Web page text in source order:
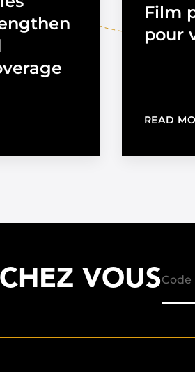
SALES ORGANIZATION TO
Film
pour
READ
VOUS